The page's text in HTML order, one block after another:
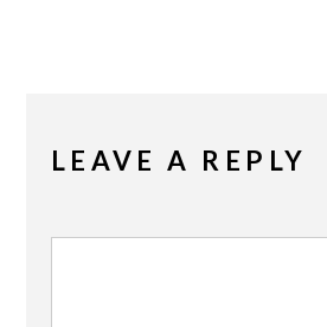
LEAVE A REPLY